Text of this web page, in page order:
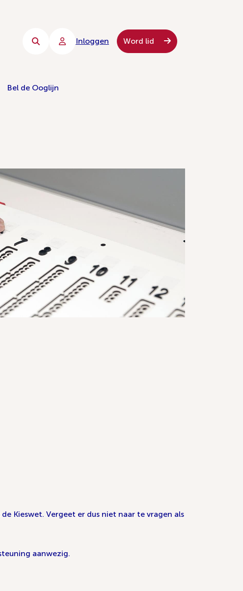
Inloggen Word lid
Bel de Ooglijn
Kieswet. Vergeet er dus niet naar te vragen als
aanwezig.